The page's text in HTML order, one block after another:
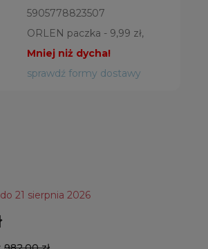
5905778823507
ORLEN paczka - 9,99 zł,
Mniej niż dycha!
sprawdź formy dostawy
21 sierpnia 2026